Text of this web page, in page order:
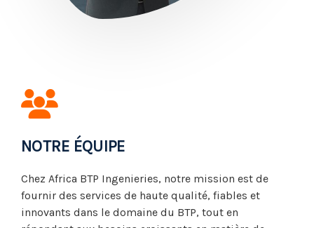
NOTRE ÉQUIPE
Chez Africa BTP Ingenieries, notre mission est de
fournir des services de haute qualité, fiables et
innovants dans le domaine du BTP, tout en